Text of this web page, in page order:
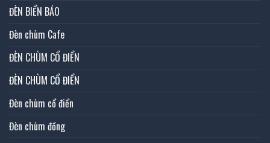
ĐÈN BIỂN BÁO
Đèn chùm Cafe
ĐÈN CHÙM CỔ ĐIỂN
ĐÈN CHÙM CỔ ĐIỂN
Đèn chùm cổ điển
Đèn chùm đồng